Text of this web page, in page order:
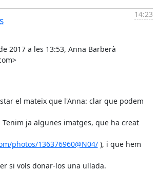
14:23
2017 a les 13:53, Anna Barberà
el mateix que l'Anna: clar que podem
Tenim ja algunes imatges, que ha creat
photos/136376960@N04/ ), i que hem
si vols donar-los una ullada.